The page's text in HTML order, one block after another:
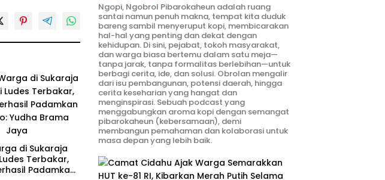
di Sukaraja
Terbakar,
Padamkan
Ngopi, Ngobrol Pibarokaheun adalah ruang
santai namun penuh makna, tempat kita duduk
bareng sambil menyeruput kopi, membicarakan
hal-hal yang penting dan dekat dengan
kehidupan. Di sini, pejabat, tokoh masyarakat,
dan warga biasa bertemu dalam satu meja—
tanpa jarak, tanpa formalitas berlebihan—untuk
berbagi cerita, ide, dan solusi. Obrolan mengalir
dari isu pembangunan, potensi daerah, hingga
cerita keseharian yang hangat dan
menginspirasi. Sebuah podcast yang
menggabungkan aroma kopi dengan semangat
pibarokaheun (kebersamaan), demi
membangun pemahaman dan kolaborasi untuk
masa depan yang lebih baik.